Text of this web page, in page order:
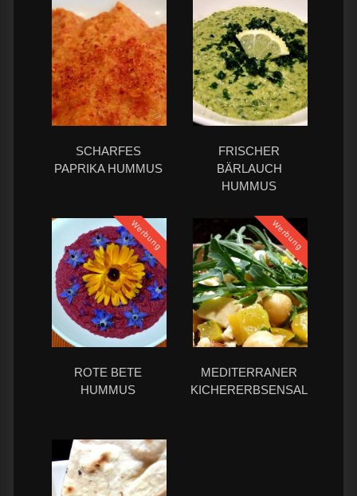
SCHARFES
PAPRIKA HUMMUS
FRISCHER
BÄRLAUCH
HUMMUS
Werbung
ROTE BETE
HUMMUS
Werbung
MEDITERRANER
KICHERERBSENSALAT